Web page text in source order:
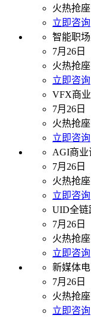
火热抢
立即咨询
智能职
7月26日
火热抢
立即咨询
VFX商
7月26日
火热抢
立即咨询
AGI商业
7月26日
火热抢
立即咨询
UID全链
7月26日
火热抢
立即咨询
新媒体
7月26日
火热抢
立即咨询